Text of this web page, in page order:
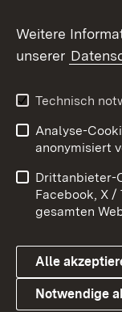
Social Wall
X / Twitter
Youtube
Link zum
Datenschutz
Weitere
unserer
Technisch
Analyse-
anonymisiert
Drittanbieter-
Facebook, X
gesamten
Alle
Notwendige